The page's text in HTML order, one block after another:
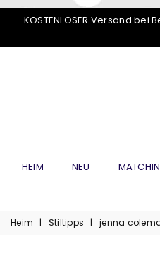
KOSTENLOSER Versand
HEIM NEU
Heim | Stiltipps | jenna